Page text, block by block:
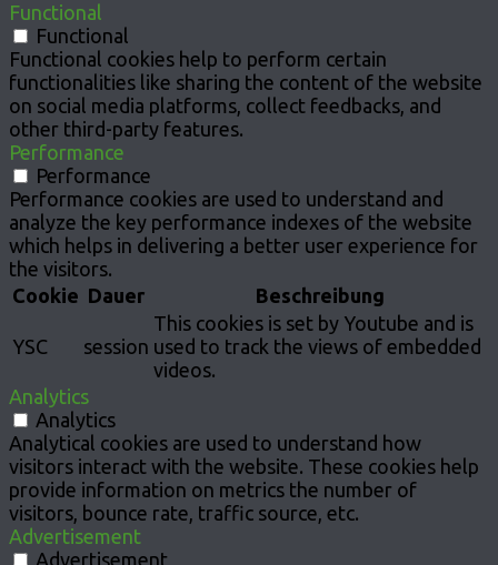
Functional
Functional
Functional cookies help to perform certain
functionalities like sharing the content of the website
on social media platforms, collect feedbacks, and
other third-party features.
Performance
Performance
Performance cookies are used to understand and
analyze the key performance indexes of the website
which helps in delivering a better user experience for
the visitors.
Cookie Dauer Beschreibung
YSC session
This cookies is set by Youtube and is
used to track the views of embedded
videos.
Analytics
Analytics
Analytical cookies are used to understand how
visitors interact with the website. These cookies help
provide information on metrics the number of
visitors, bounce rate, traffic source, etc.
Advertisement
Advertisement